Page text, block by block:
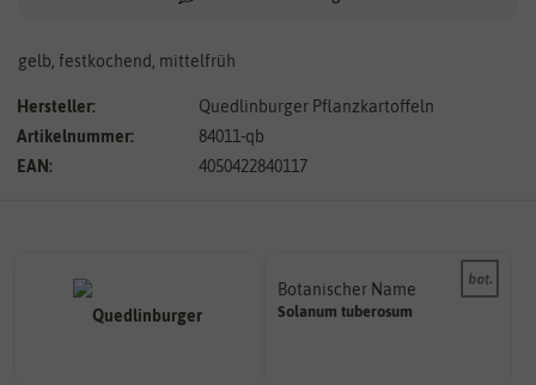
gelb, festkochend, mittelfrüh
Hersteller:
Quedlinburger Pflanzkartoffeln
Artikelnummer:
84011-qb
EAN:
4050422840117
Botanischer Name
Solanum tuberosum
Namen zur eindeutigen
Bestimmung der Pflanze.